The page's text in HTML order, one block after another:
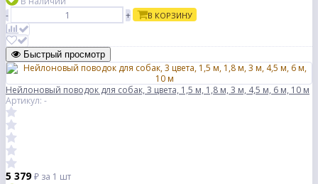
-
+ В КОРЗИНУ
Быстрый просмотр
Нейлоновый поводок для собак, 3 цвета, 1,5 м, 1,8 м, 3 м, 4,5 м, 6 м, 10 м
Артикул: -
5 379₽ за 1 шт